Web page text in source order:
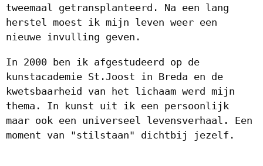
tweemaal getransplanteerd. Na een lang
herstel moest ik mijn leven weer een
nieuwe invulling geven.
In 2000 ben ik afgestudeerd op de
kunstacademie St.Joost in Breda en de
kwetsbaarheid van het lichaam werd mijn
thema. In kunst uit ik een persoonlijk
maar ook een universeel levensverhaal. Een
moment van "stilstaan" dichtbij jezelf.